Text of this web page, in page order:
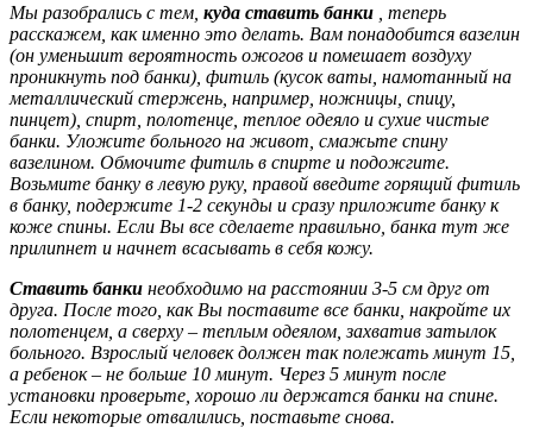
Мы разобрались с тем, куда ставить банки
, теперь
расскажем, как именно это делать. Вам понадобится вазелин
(он уменьшит вероятность ожогов и помешает воздуху
проникнуть под банки), фитиль (кусок ваты, намотанный на
металлический стержень, например, ножницы, спицу,
пинцет), спирт, полотенце, теплое одеяло и сухие чистые
банки. Уложите больного на живот, смажьте спину
вазелином. Обмочите фитиль в спирте и подожгите.
Возьмите банку в левую руку, правой введите горящий фитиль
в банку, подержите 1-2 секунды и сразу приложите банку к
коже спины. Если Вы все сделаете правильно, банка тут же
прилипнет и начнет всасывать в себя кожу.
Ставить банки необходимо на расстоянии 3-5 см друг от
друга. После того, как Вы поставите все банки, накройте их
полотенцем, а сверху – теплым одеялом, захватив затылок
больного. Взрослый человек должен так полежать минут 15,
а ребенок – не больше 10 минут. Через 5 минут после
установки проверьте, хорошо ли держатся банки на спине.
Если некоторые отвалились, поставьте снова.